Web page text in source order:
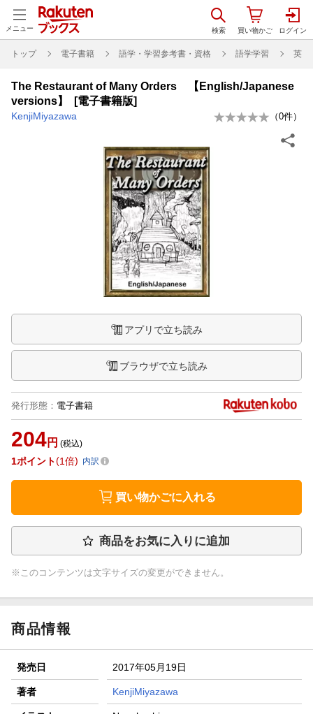
メニュー
トップ 電子書籍 語学・学習参考書・資格 語学学習 英語
The Restaurant of Many Orders 【English/Japanese
versions】 [電子書籍版]
KenjiMiyazawa （0件）
アプリで立ち読み
ブラウザで立ち読み
発行形態 ： 電子書籍
204円 (税込)
1ポイント 1倍 内訳
買い物かごに入れる
商品をお気に入りに追加
※このコンテンツは文字サイズの変更ができません。
商品情報
発売日 2017年05月19日
著者 KenjiMiyazawa